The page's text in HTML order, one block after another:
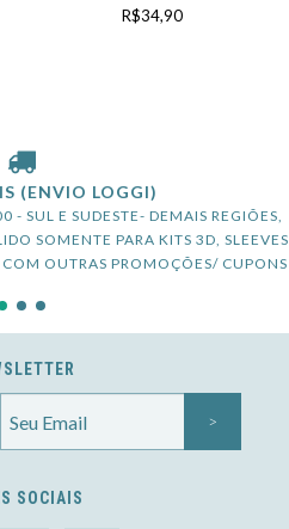
R$34,90
(ENVIO LOGGI)
- SUL E SUDESTE- DEMAIS REGIÕES,
SOMENTE PARA KITS 3D, SLEEVES
OUTRAS PROMOÇÕES/ CUPONS
SOCIAIS